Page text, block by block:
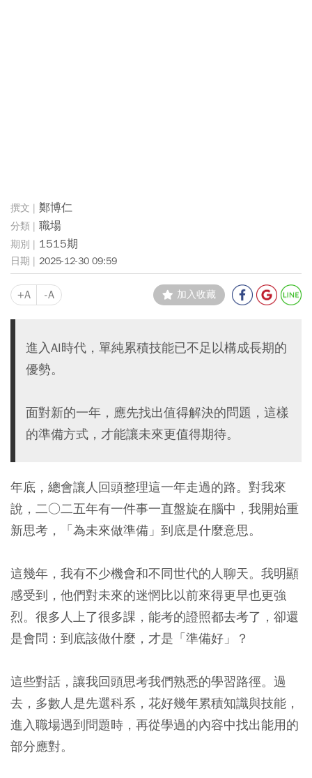
鄭博仁
職場
1515期
2025-12-30 09:59
+A -A 加入收藏
進入AI時代，單純累積技能已不足以構成長期的
優勢。
面對新的一年，應先找出值得解決的問題，這樣
的準備方式，才能讓未來更值得期待。
年底，總會讓人回頭整理這一年走過的路。對我來
說，二○二五年有一件事一直盤旋在腦中，我開始重
新思考，「為未來做準備」到底是什麼意思。
這幾年，我有不少機會和不同世代的人聊天。我明顯
感受到，他們對未來的迷惘比以前來得更早也更強
烈。很多人上了很多課，能考的證照都去考了，卻還
是會問：到底該做什麼，才是「準備好」？
這些對話，讓我回頭思考我們熟悉的學習路徑。過
去，多數人是先選科系，花好幾年累積知識與技能，
進入職場遇到問題時，再從學過的內容中找出能用的
部分應對。